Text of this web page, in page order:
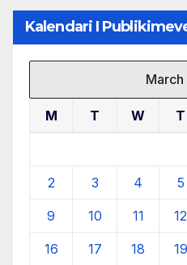
Kalendari I
March
M T W T
2 3 4 5
9 10 11 12
16 17 18 19